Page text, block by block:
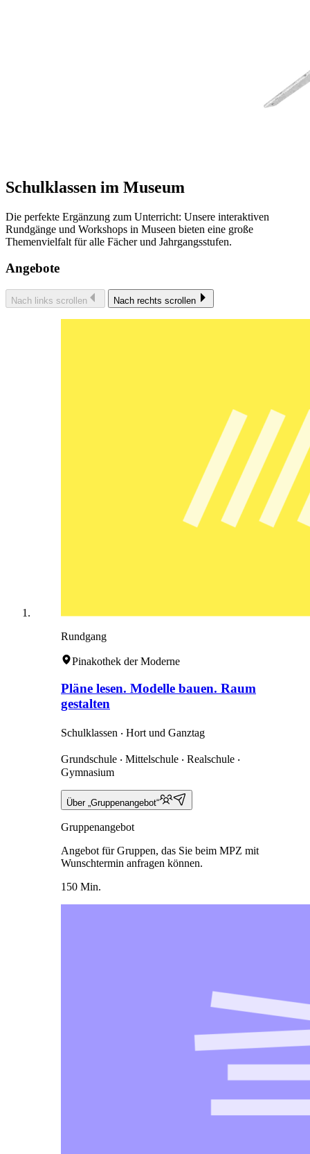
Schulklassen im Museum
Die perfekte Ergänzung zum Unterricht: Unsere interaktiven
Rundgänge und Workshops in Museen bieten eine große
Themenvielfalt für alle Fächer und Jahrgangsstufen.
Angebote
Nach links scrollen Nach rechts scrollen
Rundgang
Pinakothek der Moderne
Pläne lesen. Modelle bauen. Raum
gestalten
Schulklassen ‧ Hort und Ganztag
Grundschule ‧ Mittelschule ‧ Realschule ‧
Gymnasium
Über „Gruppenangebot“
Gruppenangebot
Angebot für Gruppen, das Sie beim MPZ mit
Wunschtermin anfragen können.
150 Min.